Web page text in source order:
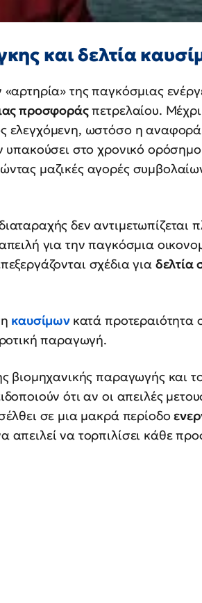
και δελτία
της παγκόσμιας
προσφοράςπετρελαίου. Μέχρι
ελεγχόμενη, ωστόσο η αναφορά
στο χρονικό ορόσημο
μαζικές αγορές
δεν αντιμετωπίζεται
για την παγκόσμια
σχέδια για δελτία
καυσίμων κατά προτεραιότητα
παραγωγή.
βιομηχανικής παραγωγής και
ότι αν οι απειλές
σε μια μακρά περίοδο
απειλεί να τορπιλίσει κάθε